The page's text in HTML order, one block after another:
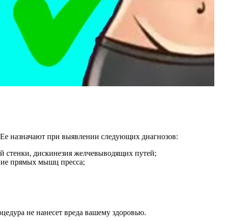
назначают при выявлении следующих диагнозов:
дискинезия желчевыводящих путей;
прямых мышц пресса;
не нанесет вреда вашему здоровью.